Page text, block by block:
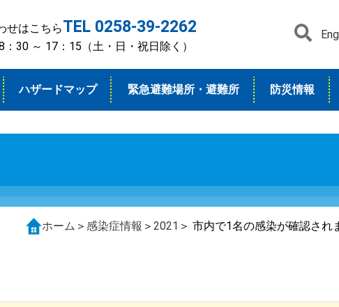
せはこちらTEL 0258-39-2262
：30 ～ 17：15（土・日・祝日除く）
ハザードマップ 緊急避難場所・避難所 防災情報
ホーム ＞ 感染症情報 ＞ 2021 ＞ 市内で1名の感染が確認され